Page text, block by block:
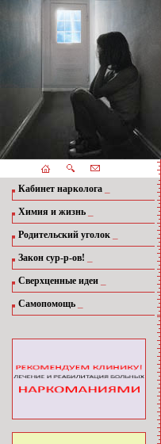
Кабинет нарколога
Химия и жизнь
Родительский уголок
Закон сур-р-ов!
Сверхценные идеи
Самопомощь